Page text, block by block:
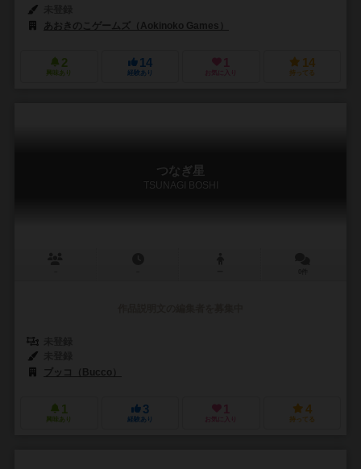
あおきのこゲームズ（Aokinoko Games）
2
興味あり
14
経験あり
1
お気に入り
14
持ってる
つなぎ星
TSUNAGI BOSHI
ブッコ（Bucco）
1
興味あり
3
経験あり
1
お気に入り
4
持ってる